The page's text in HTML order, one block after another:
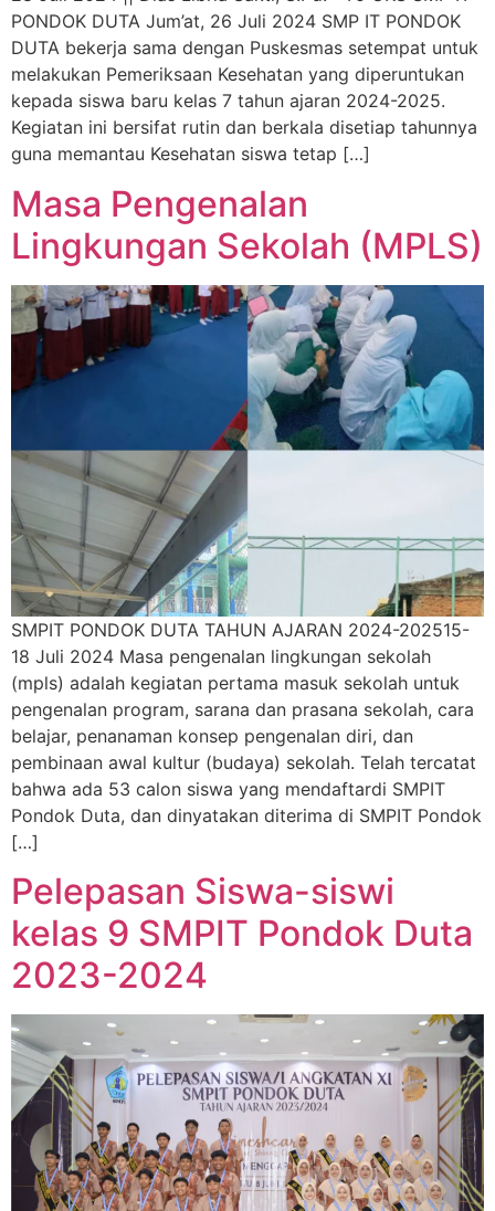
PONDOK DUTA Jum’at, 26 Juli 2024 SMP IT PONDOK
DUTA bekerja sama dengan Puskesmas setempat untuk
melakukan Pemeriksaan Kesehatan yang diperuntukan
kepada siswa baru kelas 7 tahun ajaran 2024-2025.
Kegiatan ini bersifat rutin dan berkala disetiap tahunnya
guna memantau Kesehatan siswa tetap […]
Masa Pengenalan
Lingkungan Sekolah (MPLS)
SMPIT PONDOK DUTA TAHUN AJARAN 2024-202515-
18 Juli 2024 Masa pengenalan lingkungan sekolah
(mpls) adalah kegiatan pertama masuk sekolah untuk
pengenalan program, sarana dan prasana sekolah, cara
belajar, penanaman konsep pengenalan diri, dan
pembinaan awal kultur (budaya) sekolah. Telah tercatat
bahwa ada 53 calon siswa yang mendaftardi SMPIT
Pondok Duta, dan dinyatakan diterima di SMPIT Pondok
[…]
Pelepasan Siswa-siswi
kelas 9 SMPIT Pondok Duta
2023-2024